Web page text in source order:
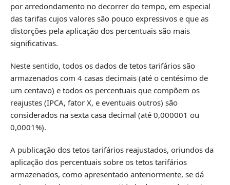
por arredondamento no decorrer do tempo, em especial
das tarifas cujos valores são pouco expressivos e que as
distorções pela aplicação dos percentuais são mais
significativas.
Neste sentido, todos os dados de tetos tarifários são
armazenados com 4 casas decimais (até o centésimo de
um centavo) e todos os percentuais que compõem os
reajustes (IPCA, fator X, e eventuais outros) são
considerados na sexta casa decimal (até 0,000001 ou
0,0001%).
A publicação dos tetos tarifários reajustados, oriundos da
aplicação dos percentuais sobre os tetos tarifários
armazenados, como apresentado anteriormente, se dá